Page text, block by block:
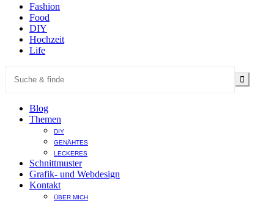
Fashion
Food
DIY
Hochzeit
Life
Blog
Themen
DIY
GENÄHTES
LECKERES
Schnittmuster
Grafik- und Webdesign
Kontakt
ÜBER MICH